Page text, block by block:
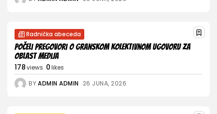
Radnička abeceda
Počeli pregovori o Granskom kolektivnom ugovoru za
oblast medija
178views 0likes
BYADMIN ADMIN 26 JUNA, 2026